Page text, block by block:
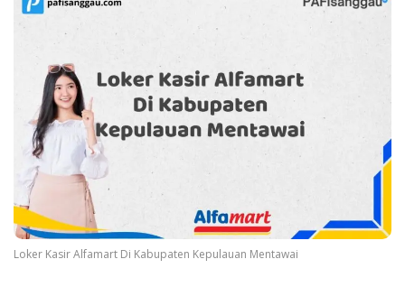
Loker Kasir Alfamart Di Kabupaten Kepulauan Mentawai